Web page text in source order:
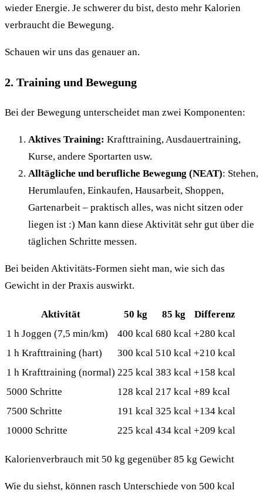
wieder Energie. Je schwerer du bist, desto mehr Kalorien
verbraucht die Bewegung.
Schauen wir uns das genauer an.
2. Training und Bewegung
Bei der Bewegung unterscheidet man zwei Komponenten:
Aktives Training: Krafttraining, Ausdauertraining,
Kurse, andere Sportarten usw.
Alltägliche und berufliche Bewegung (NEAT): Stehen,
Herumlaufen, Einkaufen, Hausarbeit, Shoppen,
Gartenarbeit – praktisch alles, was nicht sitzen oder
liegen ist :) Man kann diese Aktivität sehr gut über die
täglichen Schritte messen.
Bei beiden Aktivitäts-Formen sieht man, wie sich das
Gewicht in der Praxis auswirkt.
Aktivität 50 kg 85 kg
Differenz
1 h Joggen (7,5 min/km)
400 kcal 680 kcal +280 kcal
1 h Krafttraining (hart)
300 kcal 510 kcal +210 kcal
1 h Krafttraining (normal) 225 kcal 383 kcal +158 kcal
5000 Schritte
128 kcal 217 kcal +89 kcal
7500 Schritte
191 kcal 325 kcal +134 kcal
10000 Schritte
225 kcal 434 kcal +209 kcal
Kalorienverbrauch mit 50 kg gegenüber 85 kg Gewicht
Wie du siehst, können rasch Unterschiede von 500 kcal